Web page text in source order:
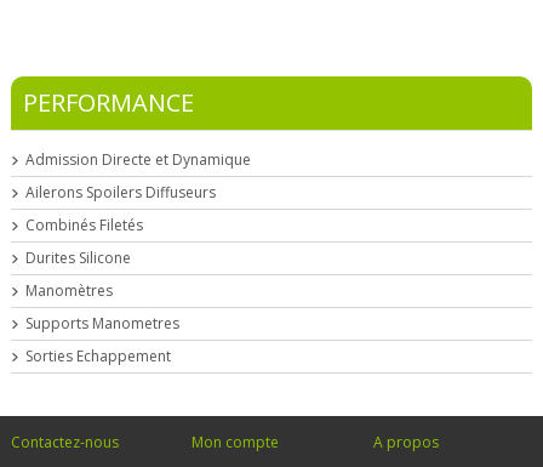
PERFORMANCE
Admission Directe et Dynamique
Ailerons Spoilers Diffuseurs
Combinés Filetés
Durites Silicone
Manomètres
Supports Manometres
Sorties Echappement
Contactez-nous Mon compte A propos